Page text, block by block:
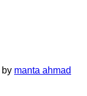
by manta ahmad